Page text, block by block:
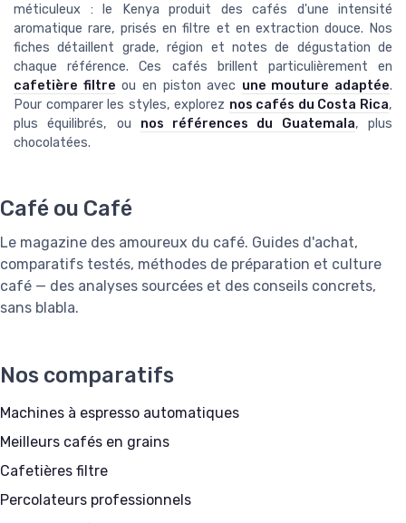
méticuleux : le Kenya produit des cafés d'une intensité
aromatique rare, prisés en filtre et en extraction douce. Nos
fiches détaillent grade, région et notes de dégustation de
chaque référence. Ces cafés brillent particulièrement en
cafetière filtre ou en piston avec une mouture adaptée.
Pour comparer les styles, explorez nos cafés du Costa Rica,
plus équilibrés, ou nos références du Guatemala, plus
chocolatées.
Café ou Café
Le magazine des amoureux du café. Guides d'achat,
comparatifs testés, méthodes de préparation et culture
café — des analyses sourcées et des conseils concrets,
sans blabla.
Nos comparatifs
Machines à espresso automatiques
Meilleurs cafés en grains
Cafetières filtre
Percolateurs professionnels